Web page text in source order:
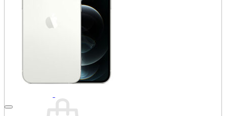
IPAD PRO CŨ
IPAD AIR CŨ
IPAD MINI CŨ
APPLE IPAD CŨ